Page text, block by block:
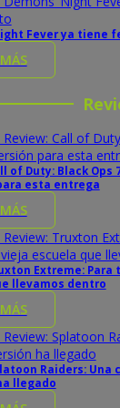
Fever ya tiene
of Duty: Black Ops
esta entrega
Extreme:
llevamos dentro
Raiders:
llegado